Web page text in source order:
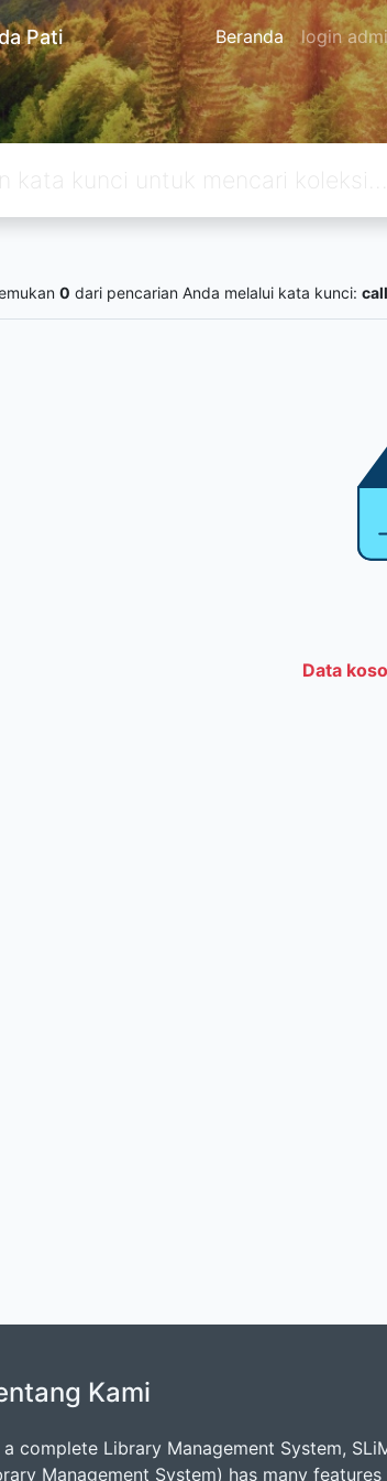
Pati Beranda login
0 dari pencarian Anda melalui kata kunci:
Data
Kami
a complete Library Management System,
Management System) has many